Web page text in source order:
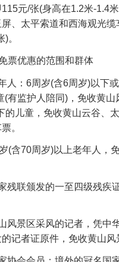
元/张(身高在1.2米-1.4
、太平索道和西海观光
。
票优惠的范围和群体
人：6周岁(含6周岁)以下
(有监护人陪同)，免收黄山
的儿童，免收黄山云谷、
。
(含70周岁)以上老年人，
残联颁发的一至四级残疾
风景区采风的记者，凭中
记者证原件，免收黄山风